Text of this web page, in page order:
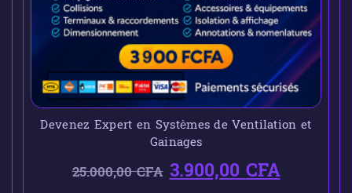
Devenez Expert en Systèmes de Ventilation et
Gainages
25.000,00CFA 3.900,00CFA